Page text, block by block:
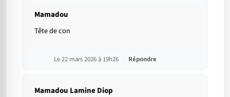
Mamadou
Tête de con
Le 22 mars 2026 à 19h26 Répondre
Mamadou Lamine Diop